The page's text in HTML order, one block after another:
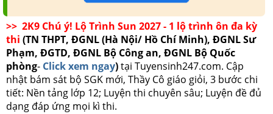
>> 2K9 Chú ý! Lộ Trình Sun 2027 - 1 lộ trình ôn đa kỳ
thi (TN THPT, ĐGNL (Hà Nội/ Hồ Chí Minh), ĐGNL Sư
Phạm, ĐGTD, ĐGNL Bộ Công an, ĐGNL Bộ Quốc
phòng- Click xem ngay)tại Tuyensinh247.com. Cập
nhật bám sát bộ SGK mới, Thầy Cô giáo giỏi, 3 bước chi
tiết: Nền tảng lớp 12; Luyện thi chuyên sâu; Luyện đề đủ
dạng đáp ứng mọi kì thi.